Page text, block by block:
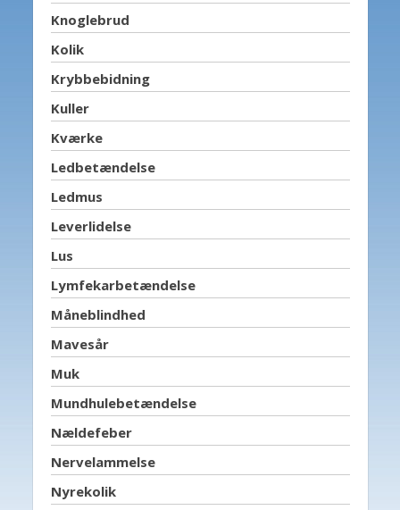
Knoglebrud
Kolik
Krybbebidning
Kuller
Kværke
Ledbetændelse
Ledmus
Leverlidelse
Lus
Lymfekarbetændelse
Måneblindhed
Mavesår
Muk
Mundhulebetændelse
Nældefeber
Nervelammelse
Nyrekolik